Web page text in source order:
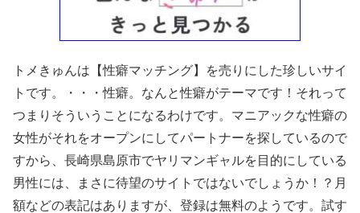
トメきゅんは【性癖マッチング】を売りにした珍しいサイ
トです。・・・性癖。なんと性癖がテーマです！それって
つまりそういうことになるわけです。マニアックな性癖の
女性がそれをオープンにしてパートナーを探しているので
すから、長崎県島原市でヤリマンギャルを目的にしている
男性には、まさに待望のサイトではないでしょうか！？月
額などの表記はありますが、登録は無料のようです。試す